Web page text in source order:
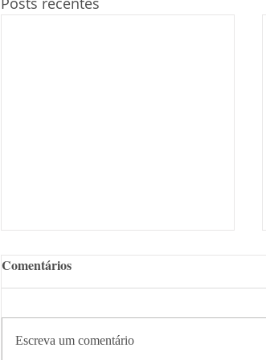
Comentários
Escreva um comentário